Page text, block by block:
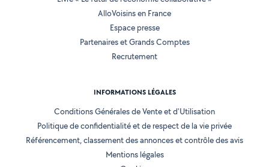
AlloVoisins en France
Espace presse
Partenaires et Grands Comptes
Recrutement
INFORMATIONS LÉGALES
Conditions Générales de Vente et d'Utilisation
Politique de confidentialité et de respect de la vie privée
Référencement, classement des annonces et contrôle des avis
Mentions légales